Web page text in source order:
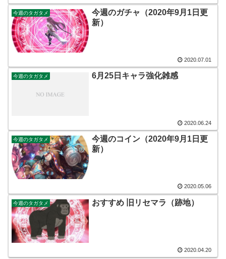
今週のタガタメ
今週のガチャ（2020年9月1日更
新）
2020.07.01
今週のタガタメ 6月25日キャラ強化雑感
2020.06.24
今週のタガタメ
今週のコイン（2020年9月1日更
新）
2020.05.06
今週のタガタメ おすすめ 旧リセマラ（跡地）
2020.04.20